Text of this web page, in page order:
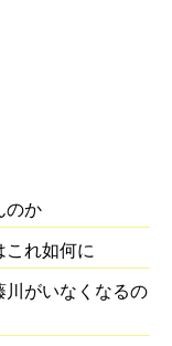
のか
これ如何に
がいなくなるの